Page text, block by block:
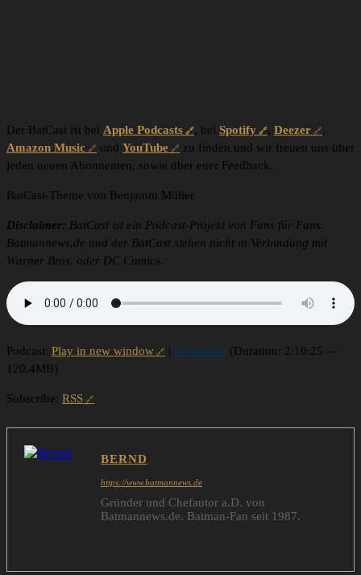
Der BatCast ist bei Apple Podcasts , bei Spotify , Deezer
,
Amazon Music
und YouTube
zu finden und wir freuen uns über
jeden neuen Abonnenten, sowie über euer Feedback.
BatCast-Theme von Benjamin Müller
Disclaimer: BatCast ist ein Podcast-Projekt von Fans für Fans.
Batmannews.de und der BatCast stehen nicht in Verbindung mit
Warner Bros. oder DC Comics.
Podcast: Play in new window | Download (Duration: 2:10:25 —
120.4MB)
Subscribe: RSS
BERND
https://www.batmannews.de
Gründer und Chefautor a.D. von
Batmannews.de. Batman-Fan seit 1987.